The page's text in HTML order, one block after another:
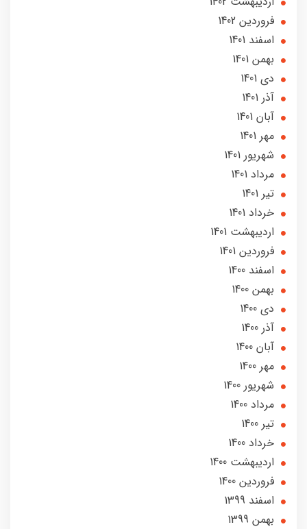
فروردین 1402
اسفند 1401
بهمن 1401
دی 1401
آذر 1401
آبان 1401
مهر 1401
شهریور 1401
مرداد 1401
تير 1401
خرداد 1401
ارديبهشت 1401
فروردین 1401
اسفند 1400
بهمن 1400
دی 1400
آذر 1400
آبان 1400
مهر 1400
شهریور 1400
مرداد 1400
تير 1400
خرداد 1400
ارديبهشت 1400
فروردین 1400
اسفند 1399
بهمن 1399